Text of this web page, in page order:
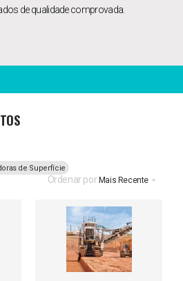
de qualidade comprovada.
de Superfície
Ordenar por: Mais Recente